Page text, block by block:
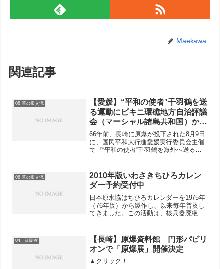
Maekawa
関連記事
08 草の根交流
【愛媛】“平和の使者”千羽鶴を送
る運動にビキニ環礁地方自治評議
会（マーシャル諸島共和国）から
お礼メール届く
66年前、長崎に原爆が投下された8月9日
に、国民平和大行進愛媛実行委員会主催
で『“平和の使者”千羽鶴を海外へ送る集
した。愛媛労連青年部のブログ→「“平和
の使者”千羽鶴を...
08 草の根交流
2010年版いわさきちひろカレン
ダー予約受付中
日本原水協はちひろカレンダーを1975年
（76年版）から製作し、以来毎年普及し
てきました。この活動は、核兵器廃絶と
す。ぜひ積極的な活用をお願い致しま
す。▲2010年版ちひ...
04 被爆者
【長崎】原爆資料館 円形パビリ
オンで「原爆展」開催決定
▲クリック！